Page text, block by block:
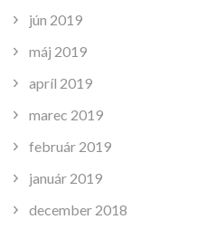
jún 2019
máj 2019
apríl 2019
marec 2019
február 2019
január 2019
december 2018